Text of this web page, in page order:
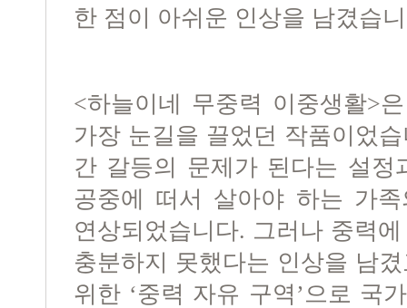
한 점이 아쉬운 인상을 남겼습
<하늘이네 무중력 이중생활>
가장 눈길을 끌었던 작품이었
간 갈등의 문제가 된다는 설정
공중에 떠서 살아야 하는 가
연상되었습니다. 그러나 중력
충분하지 못했다는 인상을 남
위한 ‘중력 자유 구역’으로 국